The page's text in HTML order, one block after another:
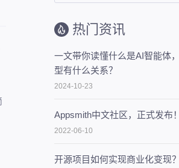
热门资讯
一文带你读懂什么是AI智能体
型有什么关系？
2024-10-23
Appsmith中文社区，正式发布！
2022-06-10
开源项目如何实现商业化变现